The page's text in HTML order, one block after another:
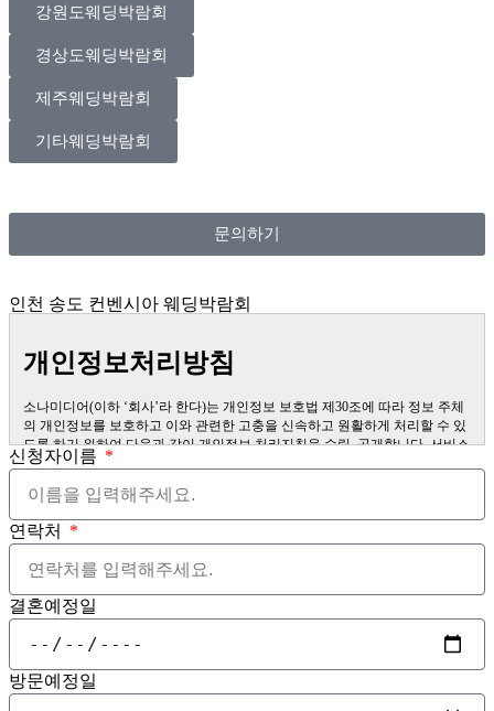
강원도웨딩박람회
경상도웨딩박람회
제주웨딩박람회
기타웨딩박람회
문의하기
인천 송도 컨벤시아 웨딩박람회
개인정보처리방침
소나미디어(이하 ‘회사’라 한다)는 개인정보 보호법 제30조에 따라 정보 주체
의 개인정보를 보호하고 이와 관련한 고충을 신속하고 원활하게 처리할 수 있
도록 하기 위하여 다음과 같이 개인정보 처리지침을 수립, 공개합니다. 서비스
이용 과정에서 이용자가 개인정보 수집에 대해 동의를 하고 직접 정보를 입력
웹페이지, 메일, 팩스, 전화 등을 통해 이용자의 개인정보가 수집될 수 있습니
다. 오프라인에서 진행되는 이벤트 등에서 서면을 통해 개인정보가 수집될 수
있습니다.
합니다. 처리하고 있는 개인정보는 다음의 목적 이외의 용도로는 이용되지 않
으며, 이용 목적이 변경되는 경우에는 개인정보보호법 제18조에 따라 별도의
동의를 받는 등 필요한 조치를 이행할 예정입니다.
1. 홈페이지 회원 가입 및 관리 회원 가입 의사 확인, 회원제 서비스 제공에 따
른 본인 식별․인증, 회원자격 유지․관리, 제한적 본인확인제 시행에 따른 본인
확인, 서비스 부정 이용 방지, 만 14세 미만 아동의 개인정보처리 시 법정대리
인의 동의 여부 확인, 각종 고지․통지, 고충 처리 등을 목적으로 개인정보를 처
신청자이름
연락처
결혼예정일
방문예정일